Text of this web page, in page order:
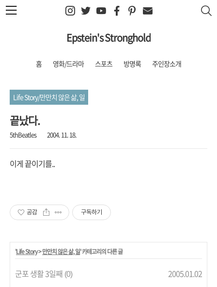
본문 바로가기
Epstein's Stronghold
홈 영화/드라마 스포츠 방명록 주인장소개
Life Story/만만치 않은 삶, 일
끝났다.
5thBeatles 2004. 11. 18.
이게 끝이기를..
공감 구독하기
'Life Story>만만치 않은 삶, 일' 카테고리의 다른 글
군포 생활 3일째 (0)
2005.01.02